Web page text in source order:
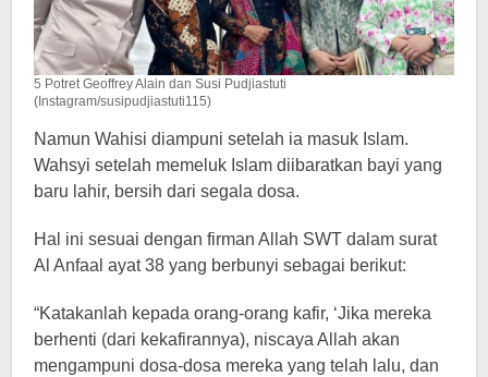
5 Potret Geoffrey Alain dan Susi Pudjiastuti
(Instagram/susipudjiastuti115)
Namun Wahisi diampuni setelah ia masuk Islam.
Wahsyi setelah memeluk Islam diibaratkan bayi yang
baru lahir, bersih dari segala dosa.
Hal ini sesuai dengan firman Allah SWT dalam surat
Al Anfaal ayat 38 yang berbunyi sebagai berikut:
“Katakanlah kepada orang-orang kafir, ‘Jika mereka
berhenti (dari kekafirannya), niscaya Allah akan
mengampuni dosa-dosa mereka yang telah lalu, dan